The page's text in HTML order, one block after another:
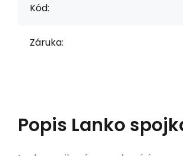
Kód:
Záruka:
Popis Lanko